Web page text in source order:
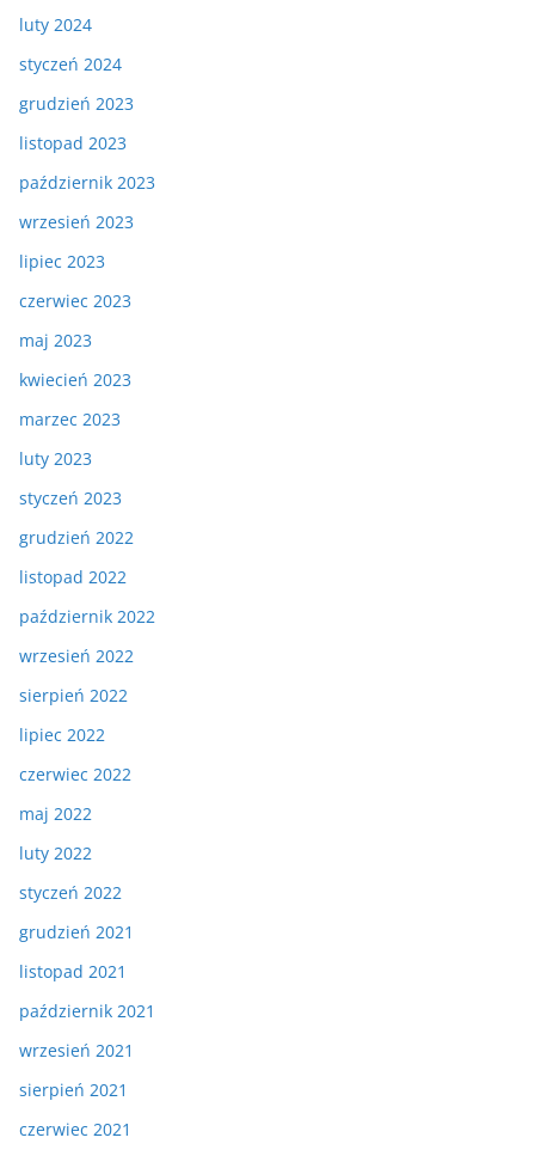
luty 2024
styczeń 2024
grudzień 2023
listopad 2023
październik 2023
wrzesień 2023
lipiec 2023
czerwiec 2023
maj 2023
kwiecień 2023
marzec 2023
luty 2023
styczeń 2023
grudzień 2022
listopad 2022
październik 2022
wrzesień 2022
sierpień 2022
lipiec 2022
czerwiec 2022
maj 2022
luty 2022
styczeń 2022
grudzień 2021
listopad 2021
październik 2021
wrzesień 2021
sierpień 2021
czerwiec 2021